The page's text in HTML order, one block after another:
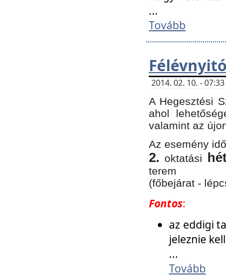
...
Tovább
2014. 02. 10. -
A Hegesztési
ahol
valamint az
Az esemény
2. oktatási
terem
(főbejárat -
Fontos:
az eddigi
jeleznie
...
Tovább